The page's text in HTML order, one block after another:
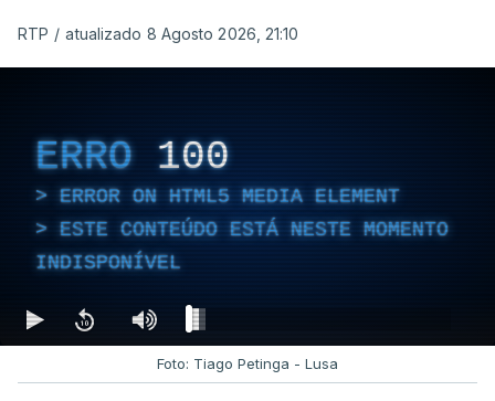
RTP / atualizado 8 Agosto 2026, 21:10
ERRO 100
ERROR ON HTML5 MEDIA ELEMENT
ESTE CONTEÚDO ESTÁ NESTE MOMENTO
INDISPONÍVEL
Foto: Tiago Petinga - Lusa